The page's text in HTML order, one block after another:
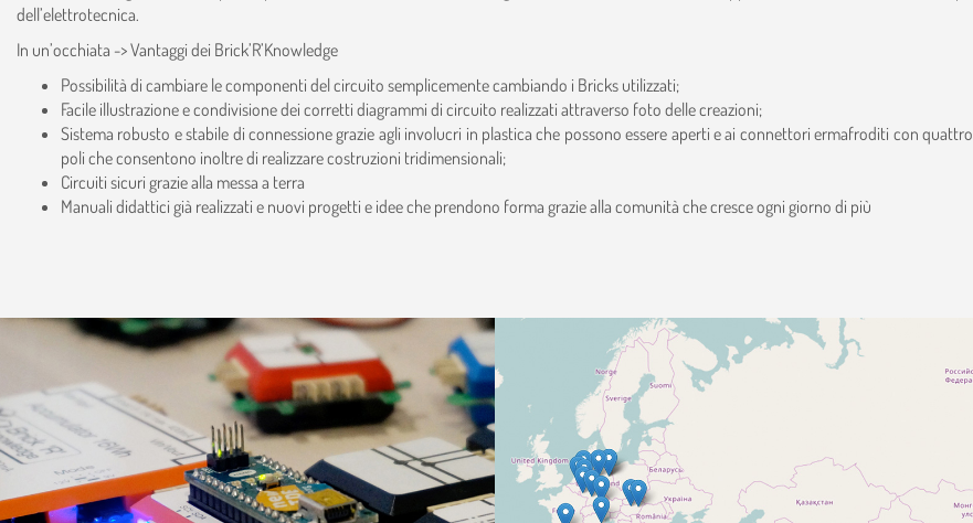
dell’elettrotecnica.
In un’occhiata -> Vantaggi dei Brick’R’Knowledge
Possibilità di cambiare le componenti del circuito semplicemente cambiando i Bricks utilizzati;
Facile illustrazione e condivisione dei corretti diagrammi di circuito realizzati attraverso foto delle creazioni;
Sistema robusto e stabile di connessione grazie agli involucri in plastica che possono essere aperti e ai connettori ermafroditi con quattro
poli che consentono inoltre di realizzare costruzioni tridimensionali;
Circuiti sicuri grazie alla messa a terra
Manuali didattici già realizzati e nuovi progetti e idee che prendono forma grazie alla comunità che cresce ogni giorno di più